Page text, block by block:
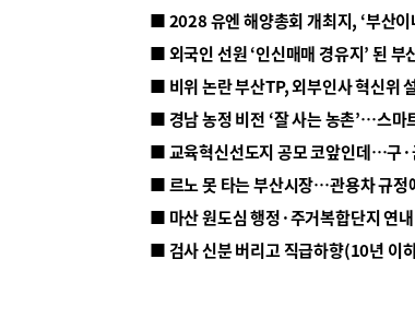
■ 2028 유엔 해양총회 개최지, ‘부산이
■ 외국인 선원 ‘인신매매 경유지’ 된
■ 비위 논란 부산TP, 외부인사 혁신위
■ 르노 못 타는 부산시장…관용차 규정
■ 마산 원도심 행정·주거복합단지 연